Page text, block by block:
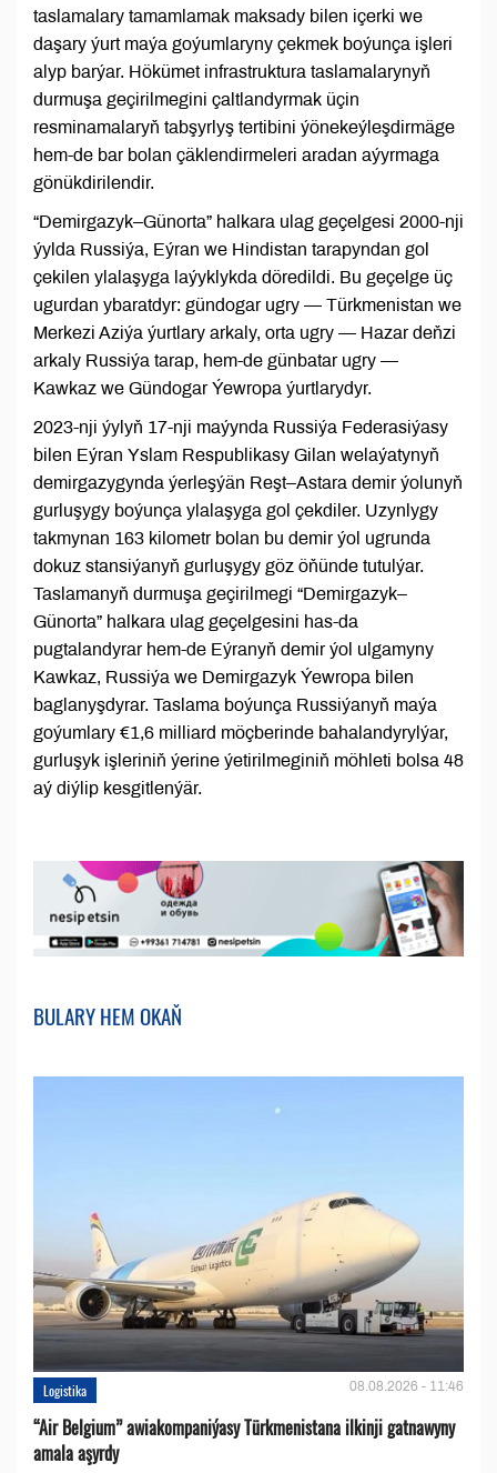
taslamalary tamamlamak maksady bilen içerki we
daşary ýurt maýa goýumlaryny çekmek boýunça işleri
alyp barýar. Hökümet infrastruktura taslamalarynyň
durmuşa geçirilmegini çaltlandyrmak üçin
resminamalaryň tabşyrlyş tertibini ýönekeýleşdirmäge
hem-de bar bolan çäklendirmeleri aradan aýyrmaga
gönükdirilendir.
“Demirgazyk–Günorta” halkara ulag geçelgesi 2000-nji
ýylda Russiýa, Eýran we Hindistan tarapyndan gol
çekilen ylalaşyga laýyklykda döredildi. Bu geçelge üç
ugurdan ybaratdyr: gündogar ugry — Türkmenistan we
Merkezi Aziýa ýurtlary arkaly, orta ugry — Hazar deňzi
arkaly Russiýa tarap, hem-de günbatar ugry —
Kawkaz we Gündogar Ýewropa ýurtlarydyr.
2023-nji ýylyň 17-nji maýynda Russiýa Federasiýasy
bilen Eýran Yslam Respublikasy Gilan welaýatynyň
demirgazygynda ýerleşýän Reşt–Astara demir ýolunyň
gurluşygy boýunça ylalaşyga gol çekdiler. Uzynlygy
takmynan 163 kilometr bolan bu demir ýol ugrunda
dokuz stansiýanyň gurluşygy göz öňünde tutulýar.
Taslamanyň durmuşa geçirilmegi “Demirgazyk–
Günorta” halkara ulag geçelgesini has-da
pugtalandyrar hem-de Eýranyň demir ýol ulgamyny
Kawkaz, Russiýa we Demirgazyk Ýewropa bilen
baglanyşdyrar. Taslama boýunça Russiýanyň maýa
goýumlary €1,6 milliard möçberinde bahalandyrylýar,
gurluşyk işleriniň ýerine ýetirilmeginiň möhleti bolsa 48
aý diýlip kesgitlenýär.
BULARY HEM OKAŇ
Logistika 08.08.2026 - 11:46
“Air Belgium” awiakompaniýasy Türkmenistana ilkinji gatnawyny
amala aşyrdy